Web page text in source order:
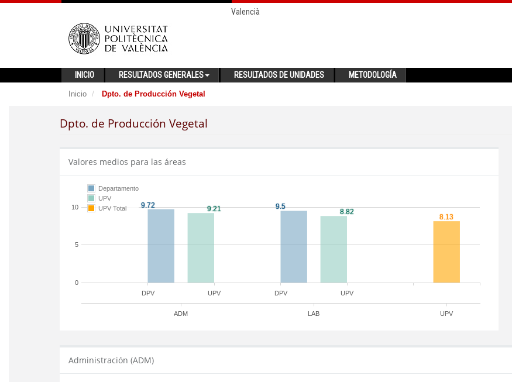
Valencià
INICIO RESULTADOS GENERALES RESULTADOS DE UNIDADES METODOLOGÍA
Inicio Dpto. de Producción Vegetal
Dpto. de Producción Vegetal
Valores medios para las áreas
DPV DPV
UPV UPV
ADM LAB UPV
0
5
10
Departamento
UPV
UPV Total
Administración (ADM)